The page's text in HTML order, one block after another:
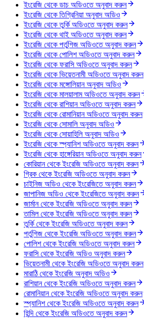
ইংরেজি থেকে ডাচ অডিওতে অনুবাদ করুন
ইংরেজি থেকে তিগ্রিনিয়া অনুবাদ অডিও
ইংরেজি থেকে তুর্কি অডিওতে অনুবাদ করুন
ইংরেজি থেকে থাই অডিওতে অনুবাদ করুন
ইংরেজি থেকে পর্তুগিজ অডিওতে অনুবাদ করুন
ইংরেজি থেকে পোলিশ অডিওতে অনুবাদ করুন
ইংরেজি থেকে ফরাসি অডিওতে অনুবাদ করুন
ইংরেজি থেকে ভিয়েতনামী অডিওতে অনুবাদ করুন
ইংরেজি থেকে মঙ্গোলিয়ান অনুবাদ অডিও
ইংরেজি থেকে মালয়ালাম অডিওতে অনুবাদ করুন
ইংরেজি থেকে রাশিয়ান অডিওতে অনুবাদ করুন
ইংরেজি থেকে রোমানিয়ান অডিওতে অনুবাদ করুন
ইংরেজি থেকে সোমালি অনুবাদ অডিও
ইংরেজি থেকে সোয়াহিলি অনুবাদ অডিও
ইংরেজি থেকে স্প্যানিশ অডিওতে অনুবাদ করুন
ইংরেজি থেকে হাঙ্গেরিয়ান অডিওতে অনুবাদ করুন
কোরিয়ান থেকে ইংরেজি অডিওতে অনুবাদ করুন
গ্রিক থেকে ইংরেজি অডিওতে অনুবাদ করুন
চাইনিজ অডিও থেকে ইংরেজিতে অনুবাদ করুন
জাপানিজ অডিও থেকে ইংরেজিতে অনুবাদ করুন
জার্মান থেকে ইংরেজি অডিওতে অনুবাদ করুন
তামিল থেকে ইংরেজি অডিওতে অনুবাদ করুন
তুর্কি থেকে ইংরেজি অডিওতে অনুবাদ করুন
পর্তুগিজ থেকে ইংরেজি অডিওতে অনুবাদ করুন
পোলিশ থেকে ইংরেজি অডিওতে অনুবাদ করুন
ফরাসি থেকে ইংরেজি অডিও অনুবাদ করুন
ভিয়েতনামী থেকে ইংরেজি অডিওতে অনুবাদ করুন
মারাঠি থেকে ইংরেজি অনুবাদ অডিও
রাশিয়ান থেকে ইংরেজি অডিওতে অনুবাদ করুন
রোমানিয়ান থেকে ইংরেজি অডিওতে অনুবাদ করুন
স্প্যানিশ থেকে ইংরেজি অডিওতে অনুবাদ করুন
হিন্দি থেকে ইংরেজি অডিওতে অনুবাদ করুন